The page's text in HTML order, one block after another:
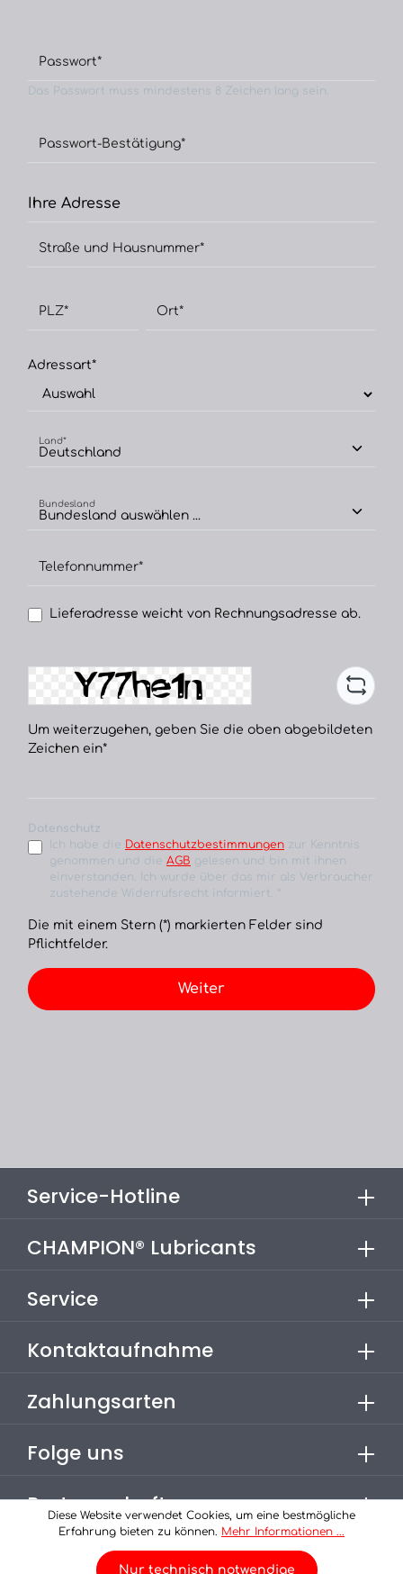
Passwort*
Das Passwort muss mindestens 8 Zeichen lang sein.
Passwort-Bestätigung*
Ihre Adresse
Straße und Hausnummer*
PLZ* Ort*
Adressart*
Land*
Bundesland
Telefonnummer*
Lieferadresse weicht von Rechnungsadresse ab.
Um weiterzugehen, geben Sie die oben abgebildeten
Zeichen ein*
Datenschutz
Ich habe die Datenschutzbestimmungen zur Kenntnis
genommen und die AGB gelesen und bin mit ihnen
einverstanden. Ich wurde über das mir als Verbraucher
zustehende Widerrufsrecht informiert. *
Die mit einem Stern (*) markierten Felder sind
Pflichtfelder.
Weiter
Folge uns
Partnerschaften
Service-Hotline
CHAMPION® Lubricants
Service
Kontaktaufnahme
Zahlungsarten
* Alle Preise inkl. gesetzl. Mehrwertsteuer zzgl.
Versandkosten , wenn nicht anders angegeben.
Diese Website verwendet Cookies, um eine bestmögliche
Erfahrung bieten zu können. Mehr Informationen ...
Nur technisch notwendige